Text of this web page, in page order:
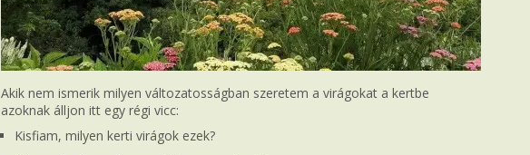
Akik nem ismerik milyen változatosságban szeretem a virágokat a kertbe
azoknak álljon itt egy régi vicc:
Kisfiam, milyen kerti virágok ezek?